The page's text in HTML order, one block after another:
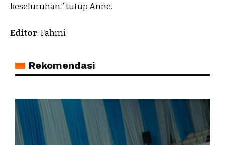
keseluruhan,” tutup Anne.
Editor: Fahmi
Rekomendasi